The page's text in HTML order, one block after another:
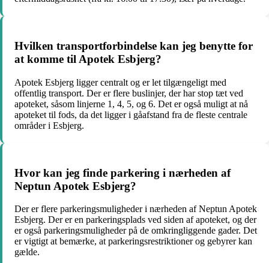
Hvilken transportforbindelse kan jeg benytte for
at komme til Apotek Esbjerg?
Apotek Esbjerg ligger centralt og er let tilgængeligt med
offentlig transport. Der er flere buslinjer, der har stop tæt ved
apoteket, såsom linjerne 1, 4, 5, og 6. Det er også muligt at nå
apoteket til fods, da det ligger i gåafstand fra de fleste centrale
områder i Esbjerg.
Hvor kan jeg finde parkering i nærheden af
Neptun Apotek Esbjerg?
Der er flere parkeringsmuligheder i nærheden af Neptun Apotek
Esbjerg. Der er en parkeringsplads ved siden af apoteket, og der
er også parkeringsmuligheder på de omkringliggende gader. Det
er vigtigt at bemærke, at parkeringsrestriktioner og gebyrer kan
gælde.